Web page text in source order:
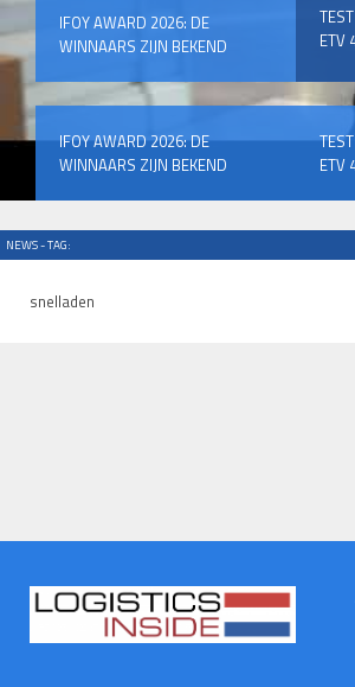
IFOY AWARD 2026: DE
WINNAARS ZIJN BEKEND
ETV
IFOY AWARD 2026: DE
WINNAARS ZIJN BEKEND
ETV
NEWS - TAG:
snelladen